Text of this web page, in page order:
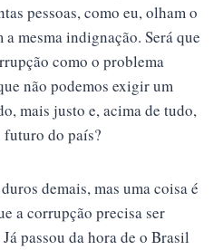
pessoas, como eu, olham o
mesma indignação. Será que
como o problema
não podemos exigir um
mais justo e, acima de tudo,
do país?
demais, mas uma coisa é
a corrupção precisa ser
passou da hora de o Brasil